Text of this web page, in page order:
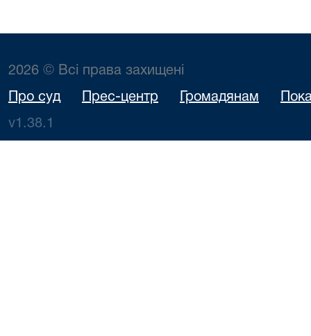
2026 © Всі права захищені
Про суд Прес-центр Громадянам
v1.38.1